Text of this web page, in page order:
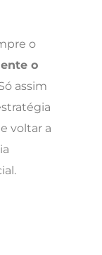
o
o
assim
voltar a